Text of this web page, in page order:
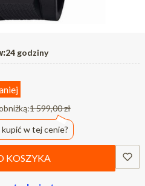
24 godziny
1 599,00 zł
w tej cenie?
KOSZYKA